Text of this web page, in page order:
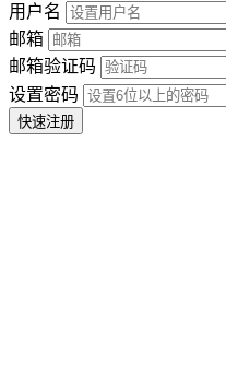
用户名
邮箱
邮箱验证码
设置密码